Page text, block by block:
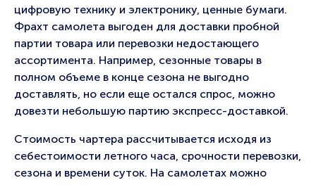
цифровую технику и электронику, ценные бумаги.
Фрахт самолета выгоден для доставки пробной
партии товара или перевозки недостающего
ассортимента. Например, сезонные товары в
полном объеме в конце сезона не выгодно
доставлять, но если еще остался спрос, можно
довезти небольшую партию экспресс-доставкой.
Стоимость чартера рассчитывается исходя из
себестоимости летного часа, срочности перевозки,
сезона и времени суток. На самолетах можно